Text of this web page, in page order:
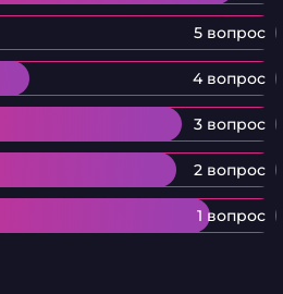
5 вопрос
4 вопрос
3 вопрос
2 вопрос
1 вопрос